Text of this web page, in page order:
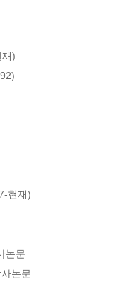
)
현재)
논문
논문